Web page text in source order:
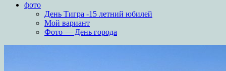
фото
День Тигра -15 летний юбилей
Мой вариант
Фото — День города